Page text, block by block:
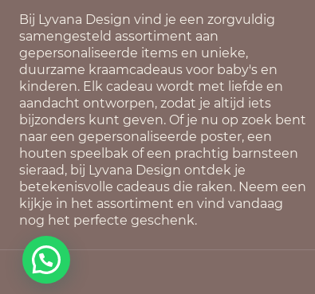
Bij Lyvana Design vind je een zorgvuldig
samengesteld assortiment aan
gepersonaliseerde items en unieke,
duurzame kraamcadeaus voor baby's en
kinderen. Elk cadeau wordt met liefde en
aandacht ontworpen, zodat je altijd iets
bijzonders kunt geven. Of je nu op zoek bent
naar een gepersonaliseerde poster, een
houten speelbak of een prachtig barnsteen
sieraad, bij Lyvana Design ontdek je
betekenisvolle cadeaus die raken. Neem een
kijkje in het assortiment en vind vandaag
nog het perfecte geschenk.